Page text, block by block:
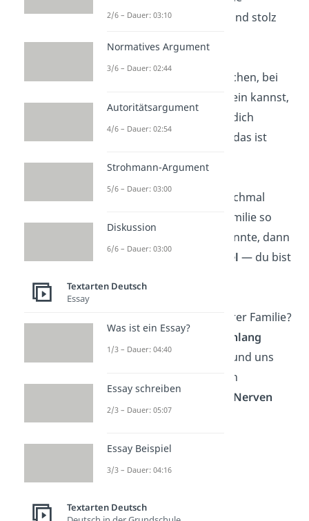
perfekt unperfekt
und stolz
„Die einzigen Menschen, bei
denen du wirklich sein kannst,
wie du
und sie dich
— das ist
„Wenn du dich manchmal
fragst, wie deine Familie so
verrückt werden konnte, dann
Spiegel — du bist
„Das Beste an unserer Familie?
Wir können
stundenlang
miteinander reden und uns
dann trotzdem noch
gegenseitig auf die Nerven
gehen.“
2/6 – Dauer: 03:10
Normatives Argument
3/6 – Dauer: 02:44
Autoritätsargument
4/6 – Dauer: 02:54
Strohmann-Argument
5/6 – Dauer: 03:00
Diskussion
6/6 – Dauer: 03:00
Textarten Deutsch
Essay
Was ist ein Essay?
1/3 – Dauer: 04:40
Essay schreiben
2/3 – Dauer: 05:07
Essay Beispiel
3/3 – Dauer: 04:16
Textarten Deutsch